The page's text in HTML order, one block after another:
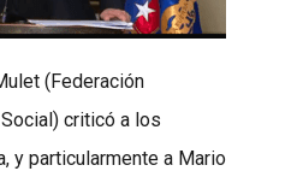
(Federación
criticó a los
y particularmente a Mario